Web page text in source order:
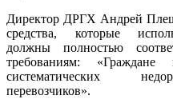
Директор ДРГХ Андрей
средства, которые
должны полностью
требованиям:
систематических
перевозчиков».